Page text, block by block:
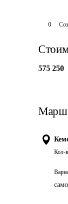
0
575 250
Кол-